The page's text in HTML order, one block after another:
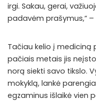
irgi. Sakau, gerai,
padavėm prašymus,“
Tačiau kelio į mediciną
pačiais metais jis
norą siekti savo tikslo.
mokyklą, lankė
egzaminus išlaikė vien